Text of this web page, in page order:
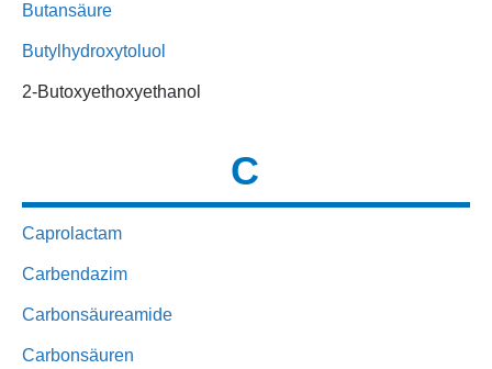
Butansäure
Butylhydroxytoluol
2-Butoxyethoxyethanol
C
Caprolactam
Carbendazim
Carbonsäureamide
Carbonsäuren